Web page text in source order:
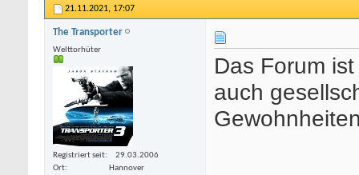
21.11.2021, 17:07
The Transporter
Welttorhüter
Registriert seit
29.03.2006
Ort
Hannover
Das Forum
auch